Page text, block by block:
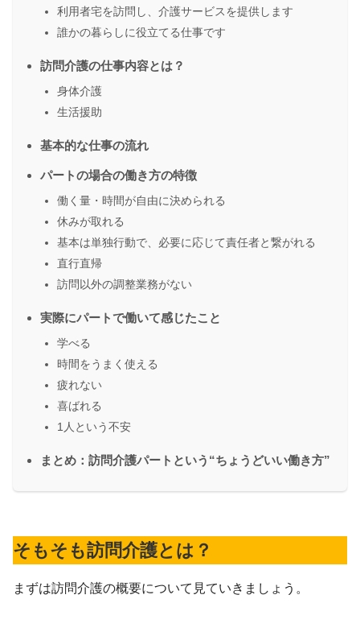
利用者宅を訪問し、介護サービスを提供します
誰かの暮らしに役立てる仕事です
訪問介護の仕事内容とは？
身体介護
生活援助
基本的な仕事の流れ
パートの場合の働き方の特徴
働く量・時間が自由に決められる
休みが取れる
基本は単独行動で、必要に応じて責任者と繋がれる
直行直帰
訪問以外の調整業務がない
実際にパートで働いて感じたこと
学べる
時間をうまく使える
疲れない
喜ばれる
1人という不安
まとめ：訪問介護パートという“ちょうどいい働き方”
そもそも訪問介護とは？
まずは訪問介護の概要について見ていきましょう。